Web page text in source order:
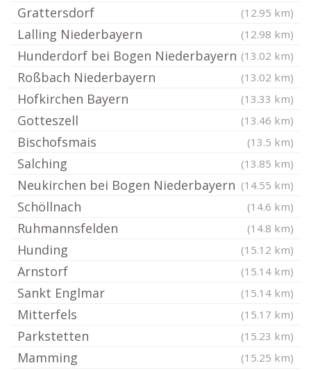
Grattersdorf (12.95 km)
Lalling Niederbayern (12.98 km)
Hunderdorf bei Bogen Niederbayern (13.02 km)
Roßbach Niederbayern (13.02 km)
Hofkirchen Bayern (13.33 km)
Gotteszell (13.46 km)
Bischofsmais (13.5 km)
Salching (13.85 km)
Neukirchen bei Bogen Niederbayern (14.55 km)
Schöllnach (14.6 km)
Ruhmannsfelden (14.8 km)
Hunding (15.12 km)
Arnstorf (15.14 km)
Sankt Englmar (15.14 km)
Mitterfels (15.17 km)
Parkstetten (15.23 km)
Mamming (15.25 km)